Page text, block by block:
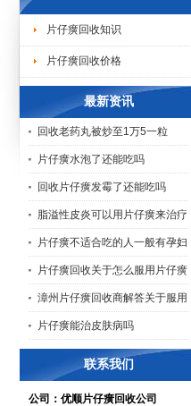
片仔癀回收知识
片仔癀回收价格
最新资讯
回收老药丸被炒至1万5一粒
片仔癀水泡了还能吃吗
回收片仔癀发霉了还能吃吗
脂溢性皮炎可以用片仔癀来治疗
片仔癀不适合吃的人一般有孕妇
片仔癀回收关于怎么服用片仔癀
漳州片仔癀回收商解答关于服用
片仔癀能治皮肤病吗
联系我们
公司：优顺片仔癀回收公司